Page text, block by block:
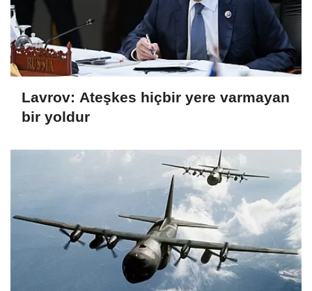
Lavrov: Ateşkes hiçbir yere varmayan
bir yoldur